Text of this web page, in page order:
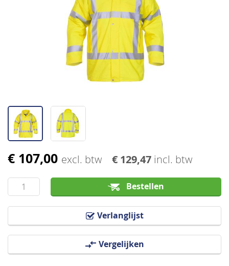
€ 107,00 excl. btw € 129,47 incl. btw
Bestellen
Verlanglijst
Vergelijken
Ga
het
begin
van